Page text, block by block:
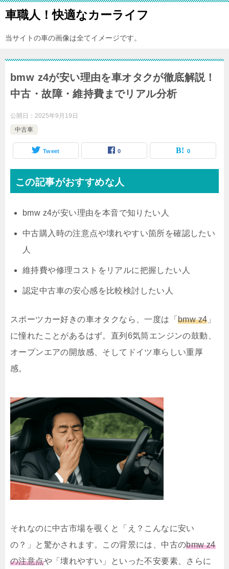
車職人！快適なカーライフ
当サイトの車の画像は全てイメージです。
bmw z4が安い理由を車オタクが徹底解説！
中古・故障・維持費までリアル分析
公開日： 2025年9月19日
中古車
Tweet 0 0
この記事がおすすめな人
bmw z4が安い理由を本音で知りたい人
中古購入時の注意点や壊れやすい箇所を確認したい
人
維持費や修理コスト をリアルに把握したい人
認定中古車の安心感を比較検討したい人
スポーツカー好きの車オタクなら、一度は「 bmw z4 」
に憧れたことがあるはず。直列6気筒エンジンの鼓動、
オープンエアの開放感、そしてドイツ車らしい重厚
感。
それなのに中古市場を覗くと「え？こんなに安い
の？」と驚かされます。この背景には、中古のbmw z4
の注意点や「壊れやすい」といった不安要素、さらに